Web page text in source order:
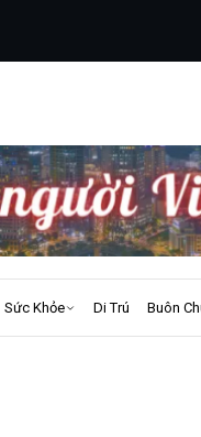
Sức Khỏe Di Trú Buôn